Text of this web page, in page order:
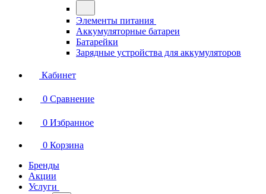
Элементы питания
Аккумуляторные батареи
Батарейки
Зарядные устройства для аккумуляторов
Кабинет
0 Сравнение
0 Избранное
0 Корзина
Бренды
Акции
Услуги